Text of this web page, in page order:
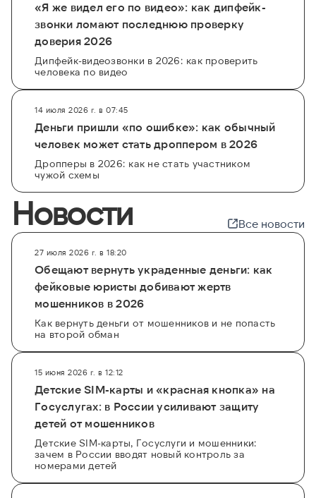
«Я же видел его по видео»: как дипфейк-
звонки ломают последнюю проверку
доверия 2026
Дипфейк-видеозвонки в 2026: как проверить
человека по видео
14 июля 2026 г. в 07:45
Деньги пришли «по ошибке»: как обычный
человек может стать дроппером в 2026
Дропперы в 2026: как не стать участником
чужой схемы
Новости Все новости
27 июля 2026 г. в 18:20
Обещают вернуть украденные деньги: как
фейковые юристы добивают жертв
мошенников в 2026
Как вернуть деньги от мошенников и не попасть
на второй обман
15 июня 2026 г. в 12:12
Детские SIM-карты и «красная кнопка» на
Госуслугах: в России усиливают защиту
детей от мошенников
Детские SIM-карты, Госуслуги и мошенники:
зачем в России вводят новый контроль за
номерами детей